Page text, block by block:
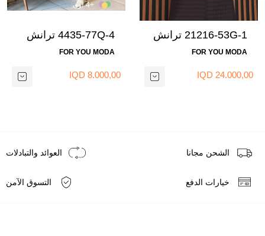
21216-53G-1 ترانش
كوت - اسود
FOR YOU MODA
24.000,00 IQD
+4 لون
4435-77Q-4 ترانش
كوت - بيج غامق
FOR YOU MODA
8.000,00 IQD
الشحن مجانا العوائد والتبادلات
خيارات الدفع التسوق الآمن